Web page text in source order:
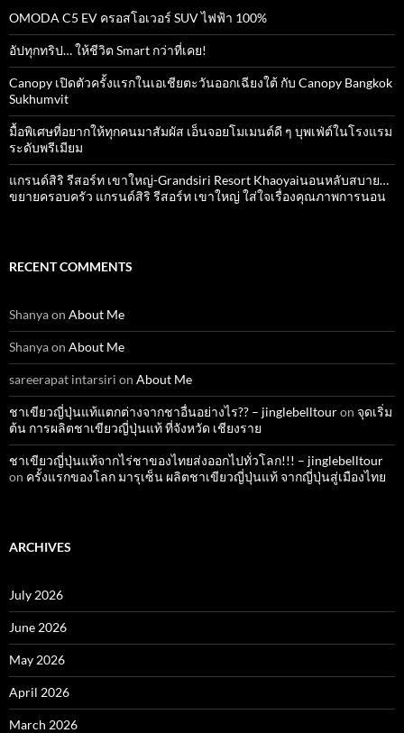
OMODA C5 EV ครอสโอเวอร์ SUV ไฟฟ้า 100%
อัปทุกทริป… ให้ชีวิต Smart กว่าที่เคย!
Canopy เปิดตัวครั้งแรกในเอเชียตะวันออกเฉียงใต้ กับ Canopy Bangkok
Sukhumvit
มื้อพิเศษที่อยากให้ทุกคนมาสัมผัส เอ็นจอยโมเมนต์ดี ๆ บุพเฟ่ต์ในโรงแรม
ระดับพรีเมียม
แกรนด์สิริ​ รีสอร์ท​ เขาใหญ่​-Grandsiri​ Resort​ Khaoyaiนอนหลับสบาย…
ขยายครอบครัว แกรนด์สิริ รีสอร์ท เขาใหญ่ ใส่ใจเรื่องคุณภาพการนอน
RECENT COMMENTS
Shanyaon About Me
Shanyaon About Me
sareerapat intarsiri on About Me
ชาเขียวญี่ปุ่นแท้แตกต่างจากชาอื่นอย่างไร?? – jinglebelltouron จุดเริ่ม
ต้น การผลิตชาเขียวญี่ปุ่นแท้ ที่จังหวัด เชียงราย
ชาเขียวญี่ปุ่นแท้จากไร่ชาของไทยส่งออกไปทั่วโลก!!! – jinglebelltour
on ครั้งแรกของโลก มารุเซ็น ผลิตชาเขียวญี่ปุ่นแท้ จากญี่ปุ่นสู่เมืองไทย
ARCHIVES
July 2026
June 2026
May 2026
April 2026
March 2026